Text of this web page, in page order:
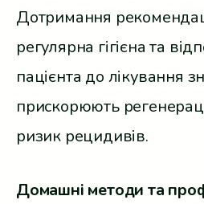
Дотримання
регулярна гігієна та
пацієнта до лікування
прискорюють
ризик рецидивів.
Домашні методи та